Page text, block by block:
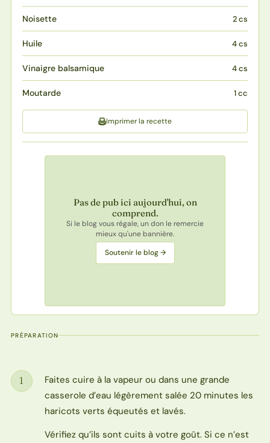
Noisette 2 cs
Huile 4 cs
Vinaigre balsamique 4 cs
Moutarde 1 cc
Imprimer la recette
Pas de pub ici aujourd'hui, on
comprend.
Si le blog vous régale, un don le remercie
mieux qu'une bannière.
Soutenir le blog →
PRÉPARATION
Étape
1
Faites cuire à la vapeur ou dans une grande
casserole d’eau légèrement salée 20 minutes les
haricots verts équeutés et lavés.
Vérifiez qu’ils sont cuits à votre goût. Si ce n’est